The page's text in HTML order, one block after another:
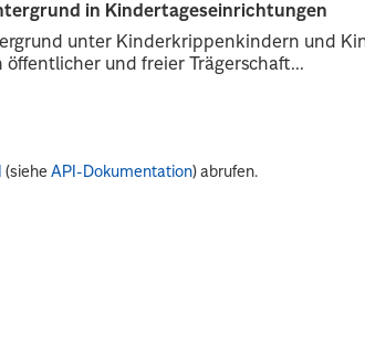
in Kindertageseinrichtungen
unter Kinderkrippenkindern und
und freier Trägerschaft...
(sieheAPI-Dokumentation) abrufen.